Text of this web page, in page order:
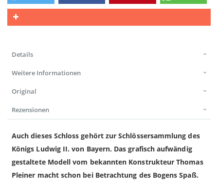
Details
Weitere Informationen
Original
Rezensionen
Auch dieses Schloss gehört zur Schlössersammlung des
Königs Ludwig II. von Bayern. Das grafisch aufwändig
gestaltete Modell vom bekannten Konstrukteur Thomas
Pleiner macht schon bei Betrachtung des Bogens Spaß.